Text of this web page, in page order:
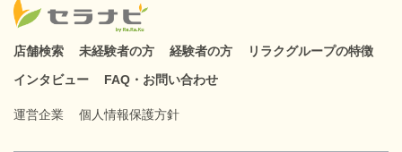
店舗検索 未経験者の方 経験者の方
リラクグループの特徴
インタビュー
FAQ・お問い合わせ
運営企業 個人情報保護方針